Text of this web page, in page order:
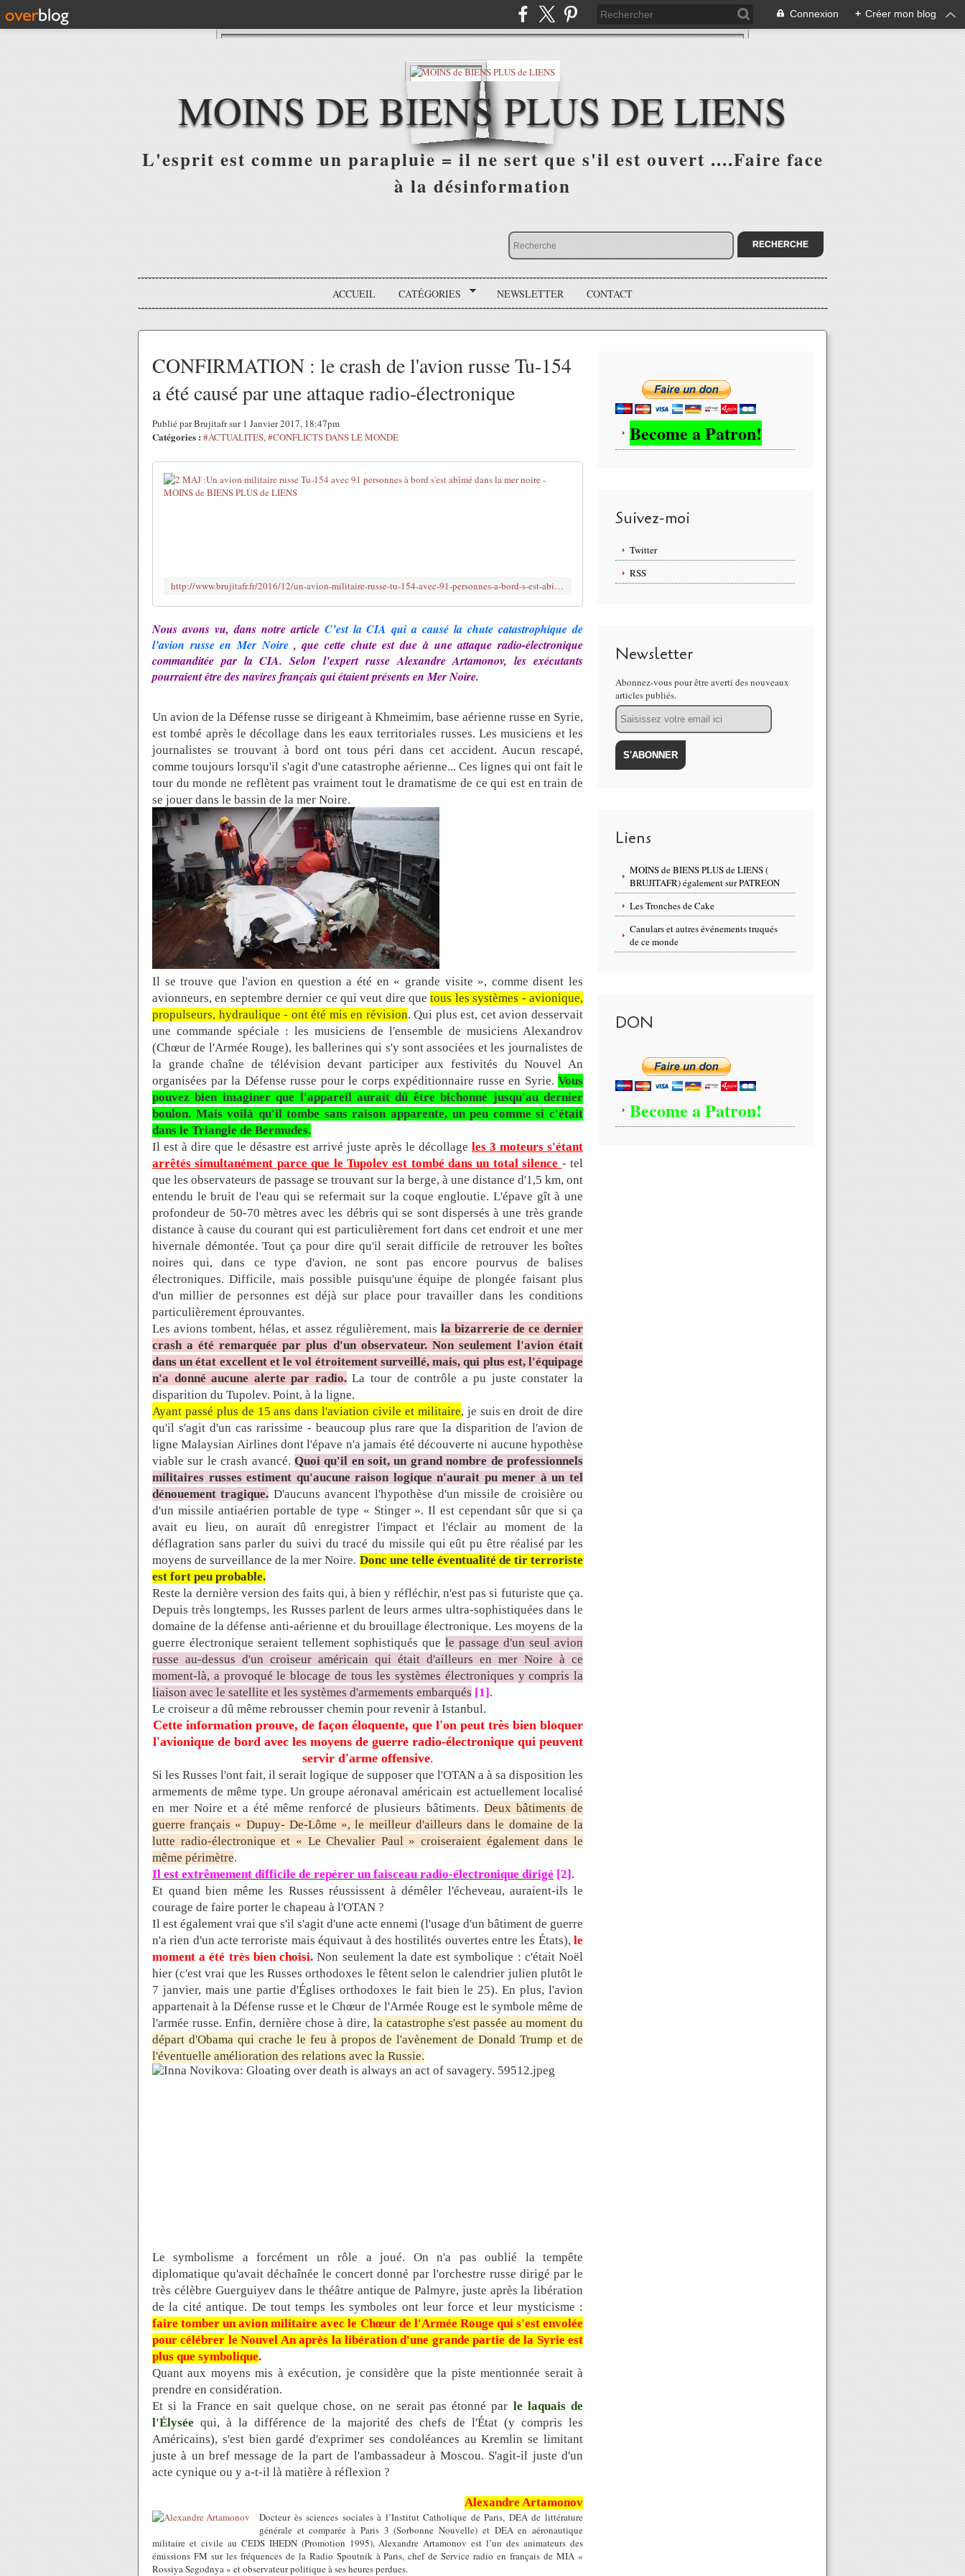
Connexion + Créer mon blog
MOINS DE BIENS PLUS DE LIENS
L'esprit est comme un parapluie = il ne sert que s'il est ouvert ....Faire face
à la désinformation
ACCUEIL CATÉGORIES NEWSLETTER CONTACT
CONFIRMATION : le crash de l'avion russe Tu-154
a été causé par une attaque radio-électronique
Publié par Brujitafr sur 1 Janvier 2017, 18:47pm
Catégories : #ACTUALITES,#CONFLICTS DANS LE MONDE
D
m
i
a
ê
t
e
u
s
s
i
o
n
t
e
n
q
u
ê
i
m
i
e
e
s
e
r
a
s
u
T
5
4
.
p
:
.
.
http://www.brujitafr.fr/2016/12/un-avion-militaire-russe-tu-154-avec-91-personnes-a-bord-s-est-abime-dans-la-mer-noire.html
Nous avons vu, dans notre article C’est la CIA qui a causé la chute catastrophique de
l’avion russe en Mer Noire , que cette chute est due à une attaque radio-électronique
commanditée par la CIA. Selon l’expert russe Alexandre Artamonov, les exécutants
pourraient être des navires français qui étaient présents en Mer Noire.
Un avion de la Défense russe se dirigeant à Khmeimim, base aérienne russe en Syrie,
est tombé après le décollage dans les eaux territoriales russes. Les musiciens et les
journalistes se trouvant à bord ont tous péri dans cet accident. Aucun rescapé,
comme toujours lorsqu'il s'agit d'une catastrophe aérienne... Ces lignes qui ont fait le
tour du monde ne reflètent pas vraiment tout le dramatisme de ce qui est en train de
se jouer dans le bassin de la mer Noire.
Il se trouve que l'avion en question a été en « grande visite », comme disent les
avionneurs, en septembre dernier ce qui veut dire quetous les systèmes - avionique,
propulseurs, hydraulique - ont été mis en révision. Qui plus est, cet avion desservait
une commande spéciale : les musiciens de l'ensemble de musiciens Alexandrov
(Chœur de l'Armée Rouge), les ballerines qui s'y sont associées et les journalistes de
la grande chaîne de télévision devant participer aux festivités du Nouvel An
organisées par la Défense russe pour le corps expéditionnaire russe en Syrie. Vous
pouvez bien imaginer que l'appareil aurait dû être bichonné jusqu'au dernier
boulon. Mais voilà qu'il tombe sans raison apparente, un peu comme si c'était
dans le Triangle de Bermudes.
Il est à dire que le désastre est arrivé juste après le décollage les 3 moteurs s'étant
arrêtés simultanément parce que le Tupolev est tombé dans un total silence - tel
que les observateurs de passage se trouvant sur la berge, à une distance d'1,5 km, ont
entendu le bruit de l'eau qui se refermait sur la coque engloutie. L'épave gît à une
profondeur de 50-70 mètres avec les débris qui se sont dispersés à une très grande
distance à cause du courant qui est particulièrement fort dans cet endroit et une mer
hivernale démontée. Tout ça pour dire qu'il serait difficile de retrouver les boîtes
noires qui, dans ce type d'avion, ne sont pas encore pourvus de balises
électroniques. Difficile, mais possible puisqu'une équipe de plongée faisant plus
d'un millier de personnes est déjà sur place pour travailler dans les conditions
particulièrement éprouvantes.
Les avions tombent, hélas, et assez régulièrement, mais la bizarrerie de ce dernier
crash a été remarquée par plus d'un observateur. Non seulement l'avion était
dans un état excellent et le vol étroitement surveillé, mais, qui plus est, l'équipage
n'a donné aucune alerte par radio.La tour de contrôle a pu juste constater la
disparition du Tupolev. Point, à la ligne.
Ayant passé plus de 15 ans dans l'aviation civile et militaire, je suis en droit de dire
qu'il s'agit d'un cas rarissime - beaucoup plus rare que la disparition de l'avion de
ligne Malaysian Airlines dont l'épave n'a jamais été découverte ni aucune hypothèse
viable sur le crash avancé. Quoi qu'il en soit, un grand nombre de professionnels
militaires russes estiment qu'aucune raison logique n'aurait pu mener à un tel
dénouement tragique. D'aucuns avancent l'hypothèse d'un missile de croisière ou
d'un missile antiaérien portable de type « Stinger ». Il est cependant sûr que si ça
avait eu lieu, on aurait dû enregistrer l'impact et l'éclair au moment de la
déflagration sans parler du suivi du tracé du missile qui eût pu être réalisé par les
moyens de surveillance de la mer Noire. Donc une telle éventualité de tir terroriste
est fort peu probable.
Reste la dernière version des faits qui, à bien y réfléchir, n'est pas si futuriste que ça.
Depuis très longtemps, les Russes parlent de leurs armes ultra-sophistiquées dans le
domaine de la défense anti-aérienne et du brouillage électronique. Les moyens de la
guerre électronique seraient tellement sophistiqués que le passage d'un seul avion
russe au-dessus d'un croiseur américain qui était d'ailleurs en mer Noire à ce
moment-là, a provoqué le blocage de tous les systèmes électroniques y compris la
liaison avec le satellite et les systèmes d'armements embarqués [1].
Le croiseur a dû même rebrousser chemin pour revenir à Istanbul.
Cette information prouve, de façon éloquente, que l'on peut très bien bloquer
l'avionique de bord avec les moyens de guerre radio-électronique qui peuvent
servir d'arme offensive.
Si les Russes l'ont fait, il serait logique de supposer que l'OTAN a à sa disposition les
armements de même type. Un groupe aéronaval américain est actuellement localisé
en mer Noire et a été même renforcé de plusieurs bâtiments. Deux bâtiments de
guerre français « Dupuy- De-Lôme », le meilleur d'ailleurs dans le domaine de la
lutte radio-électronique et « Le Chevalier Paul » croiseraient également dans le
même périmètre.
Il est extrêmement difficile de repérer un faisceau radio-électronique dirigé [2].
Et quand bien même les Russes réussissent à démêler l'écheveau, auraient-ils le
courage de faire porter le chapeau à l'OTAN ?
Il est également vrai que s'il s'agit d'une acte ennemi (l'usage d'un bâtiment de guerre
n'a rien d'un acte terroriste mais équivaut à des hostilités ouvertes entre les États), le
moment a été très bien choisi. Non seulement la date est symbolique : c'était Noël
hier (c'est vrai que les Russes orthodoxes le fêtent selon le calendrier julien plutôt le
7 janvier, mais une partie d'Églises orthodoxes le fait bien le 25). En plus, l'avion
appartenait à la Défense russe et le Chœur de l'Armée Rouge est le symbole même de
l'armée russe. Enfin, dernière chose à dire, la catastrophe s'est passée au moment du
départ d'Obama qui crache le feu à propos de l'avènement de Donald Trump et de
l'éventuelle amélioration des relations avec la Russie.
Le symbolisme a forcément un rôle a joué. On n'a pas oublié la tempête
diplomatique qu'avait déchaînée le concert donné par l'orchestre russe dirigé par le
très célèbre Guerguiyev dans le théâtre antique de Palmyre, juste après la libération
de la cité antique. De tout temps les symboles ont leur force et leur mysticisme :
faire tomber un avion militaire avec le Chœur de l'Armée Rouge qui s'est envolée
pour célébrer le Nouvel An après la libération d'une grande partie de la Syrie est
plus que symbolique.
Quant aux moyens mis à exécution, je considère que la piste mentionnée serait à
prendre en considération.
Et si la France en sait quelque chose, on ne serait pas étonné par le laquais de
l'Élysée qui, à la différence de la majorité des chefs de l'État (y compris les
Américains), s'est bien gardé d'exprimer ses condoléances au Kremlin se limitant
juste à un bref message de la part de l'ambassadeur à Moscou. S'agit-il juste d'un
acte cynique ou y a-t-il là matière à réflexion ?
Alexandre Artamonov
Docteur ès sciences sociales à l’Institut Catholique de Paris, DEA de littérature
générale et comparée à Paris 3 (Sorbonne Nouvelle) et DEA en aéronautique
militaire et civile au CEDS IHEDN (Promotion 1995), Alexandre Artamonov est l’un des animateurs des
émissions FM sur les fréquences de la Radio Spoutnik à Paris, chef de Service radio en français de MIA «
Rossiya Segodnya » et observateur politique à ses heures perdues.
Become a Patron!
Suivez-moi
Twitter
RSS
Newsletter
Abonnez-vous pour être averti des nouveaux
articles publiés.
Email
Liens
MOINS de BIENS PLUS de LIENS (
BRUJITAFR) également sur PATREON
Les Tronches de Cake
Canulars et autres événements truqués
de ce monde
DON
Become a Patron!